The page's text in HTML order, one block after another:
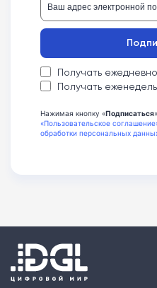
Получать ежедневно
Получать
Нажимая кнопку «Подписаться
«Пользовательское
обработки персональных